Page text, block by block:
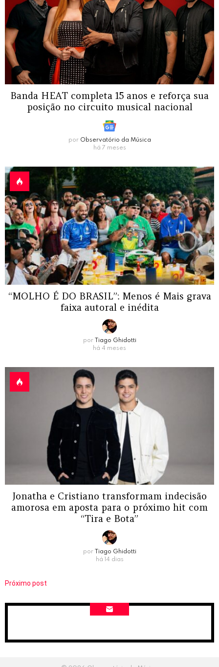
Banda HEAT completa 15 anos e reforça sua
posição no circuito musical nacional
por Observatório da Música
há 7 meses
“MOLHO É DO BRASIL”: Menos é Mais grava
faixa autoral e inédita
por
Tiago Ghidotti
há 4 meses
Jonatha e Cristiano transformam indecisão
amorosa em aposta para o próximo hit com
“Tira e Bota”
por Tiago Ghidotti
há 14 dias
Próximo post